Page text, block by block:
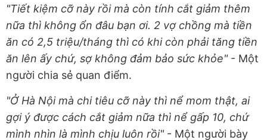
"Tiết kiệm cỡ này rồi mà còn tính cắt giảm thêm
nữa thì không ổn đâu bạn ơi. 2 vợ chồng mà tiền
ăn có 2,5 triệu/tháng thì có khi còn phải tăng tiền
ăn lên ấy chứ, sợ không đảm bảo sức khỏe"- Một
người chia sẻ quan điểm.
"Ở Hà Nội mà chi tiêu cỡ này thì nể mom thật, ai
gợi ý được cách cắt giảm nữa thì nể gấp 10, chứ
mình nhìn là mình chịu luôn rồi"- Một người bày